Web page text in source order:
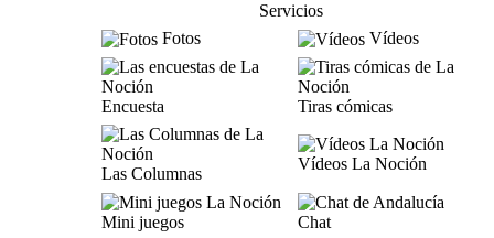
Servicios
Fotos
Vídeos
Encuesta Tiras cómicas
Las Columnas
Vídeos La Noción
Mini juegos
Chat